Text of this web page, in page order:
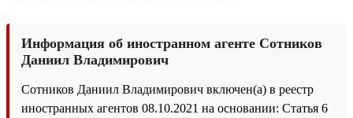
Информация об иностранном агенте Сотников
Даниил Владимирович
Сотников Даниил Владимирович включен(а) в реестр
иностранных агентов 08.10.2021 на основании: Статья 6